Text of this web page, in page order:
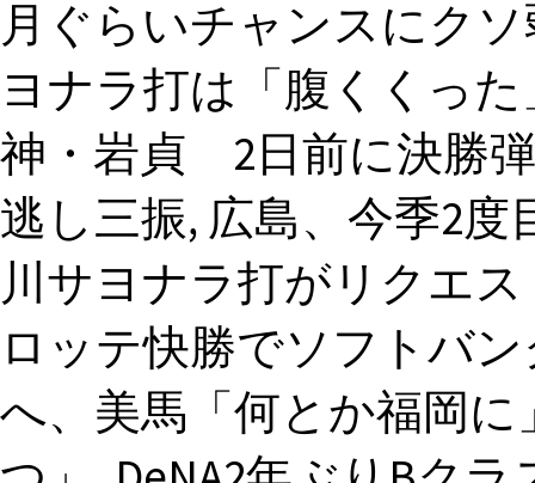
月ぐらいチャンスにク
ヨナラ打は「腹くくっ
神・岩貞 2日前に決勝
逃し三振, 広島、今季2
川サヨナラ打がリクエ
ロッテ快勝でソフトバ
へ、美馬「何とか福岡